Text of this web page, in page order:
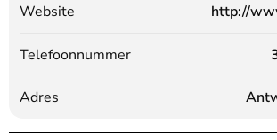
Website http://
Telefoonnummer
Adres